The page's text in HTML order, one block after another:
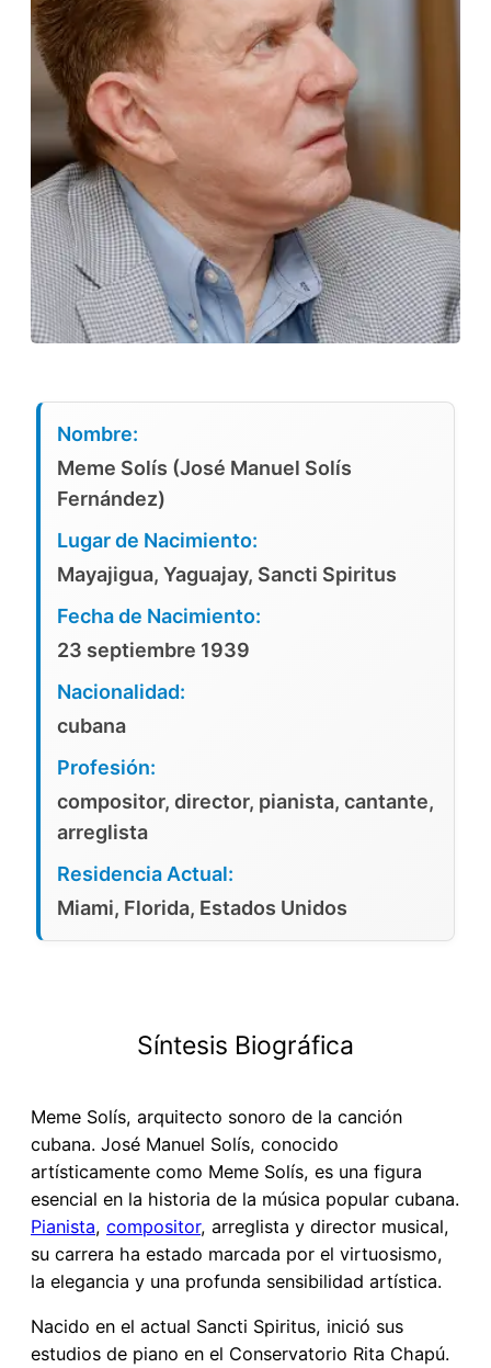
Nombre:
Meme Solís (José Manuel Solís
Fernández)
Lugar de Nacimiento:
Mayajigua, Yaguajay, Sancti Spiritus
Fecha de Nacimiento:
23 septiembre 1939
Nacionalidad:
cubana
Profesión:
compositor, director, pianista, cantante,
arreglista
Residencia Actual:
Miami, Florida, Estados Unidos
Síntesis Biográfica
Meme Solís, arquitecto sonoro de la canción
cubana. José Manuel Solís, conocido
artísticamente como Meme Solís, es una figura
esencial en la historia de la música popular cubana.
Pianista, compositor, arreglista y director musical,
su carrera ha estado marcada por el virtuosismo,
la elegancia y una profunda sensibilidad artística.
Nacido en el actual Sancti Spiritus, inició sus
estudios de piano en el Conservatorio Rita Chapú.